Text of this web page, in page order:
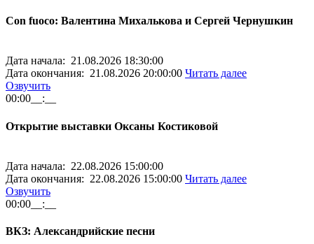
Con fuoco: Валентина Михалькова и Сергей Чернушкин
Дата начала: 21.08.2026 18:30:00
Дата окончания: 21.08.2026 20:00:00 Читать далее
Озвучить
00:00 __:__
Открытие выставки Оксаны Костиковой
Дата начала: 22.08.2026 15:00:00
Дата окончания: 22.08.2026 15:00:00 Читать далее
Озвучить
00:00 __:__
ВКЗ: Александрийские песни